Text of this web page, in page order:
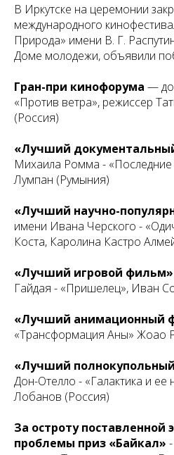
В Иркутске на церемонии
международного
Природа» имени В. Г.
Доме молодежи, объявили
Гран-при кинофорума —
«Против ветра», режиссер
(Россия)
«Лучший
Михаила Ромма - «Последние
Лумпан (Румыния)
«Лучший научно-
имени Ивана Черского -
Коста, Каролина Кастро
«Лучший игровой фильм»
Гайдая - «Пришелец», Иван
«Лучший анимационный
«Трансформация Аны» Жоао
«Лучший
Дон-Отелло - «Галактика и ее
Лобанов (Россия)
За остроту поставленной
проблемы приз «Байкал»